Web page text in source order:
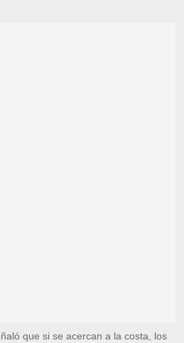
que si se acercan a la costa, los